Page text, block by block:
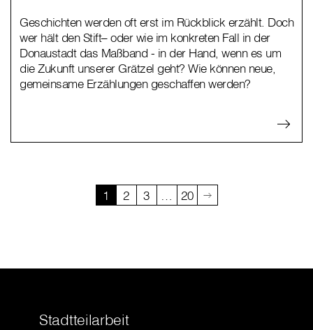
Geschichten werden oft erst im Rückblick erzählt. Doch
wer hält den Stift– oder wie im konkreten Fall in der
Donaustadt das Maßband - in der Hand, wenn es um
die Zukunft unserer Grätzel geht? Wie können neue,
gemeinsame Erzählungen geschaffen werden?
1 2 3 … 20
Stadtteilarbeit